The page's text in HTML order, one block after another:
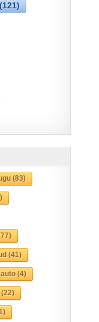
(121)
(83)
(41)
auto(4)